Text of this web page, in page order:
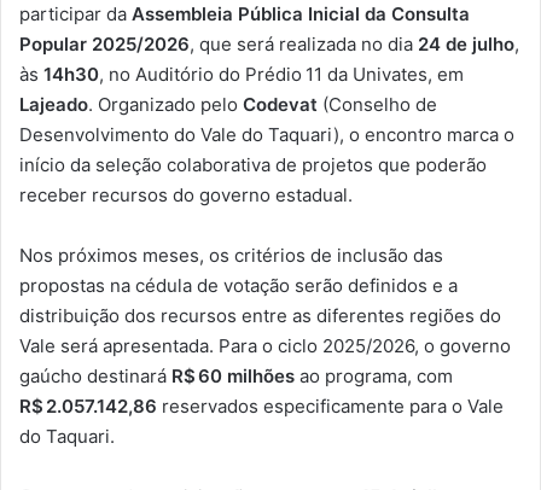
participar da Assembleia Pública Inicial da Consulta
Popular 2025/2026, que será realizada no dia 24 de julho,
às 14h30, no Auditório do Prédio 11 da Univates, em
Lajeado. Organizado pelo Codevat (Conselho de
Desenvolvimento do Vale do Taquari), o encontro marca o
início da seleção colaborativa de projetos que poderão
receber recursos do governo estadual.
Nos próximos meses, os critérios de inclusão das
propostas na cédula de votação serão definidos e a
distribuição dos recursos entre as diferentes regiões do
Vale será apresentada. Para o ciclo 2025/2026, o governo
gaúcho destinará R$ 60 milhões ao programa, com
R$ 2.057.142,86 reservados especificamente para o Vale
do Taquari.